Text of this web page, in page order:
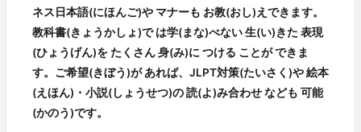
ネス日本語(にほんご)や マナーも お教(おし)えできます。
教科書(きょうかしょ)で は学(まな)べない 生(い)きた 表現
(ひょうげん)を たくさん 身(み)に つける ことが できま
す。ご希望(きぼう)が あれば、JLPT対策(たいさく)や 絵本
(えほん)・小説(しょうせつ)の 読(よ)み合わせ なども 可能
(かのう)です。